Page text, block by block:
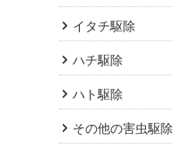
イタチ駆除
ハチ駆除
ハト駆除
その他の害虫駆除